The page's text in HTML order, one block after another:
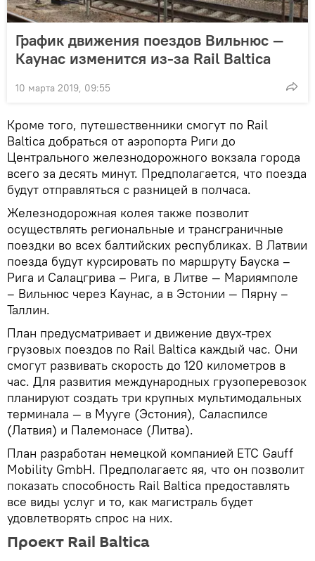
График движения поездов Вильнюс —
Каунас изменится из-за Rail Baltica
10 марта 2019, 09:55
Кроме того, путешественники смогут по Rail
Baltica добраться от аэропорта Риги до
Центрального железнодорожного вокзала города
всего за десять минут. Предполагается, что поезда
будут отправляться с разницей в полчаса.
Железнодорожная колея также позволит
осуществлять региональные и трансграничные
поездки во всех балтийских республиках. В Латвии
поезда будут курсировать по маршруту Бауска –
Рига и Салацгрива – Рига, в Литве — Мариямполе
– Вильнюс через Каунас, а в Эстонии — Пярну –
Таллин.
План предусматривает и движение двух-трех
грузовых поездов по Rail Baltica каждый час. Они
смогут развивать скорость до 120 километров в
час. Для развития международных грузоперевозок
планируют создать три крупных мультимодальных
терминала — в Мууге (Эстония), Саласпилсе
(Латвия) и Палемонасе (Литва).
План разработан немецкой компанией ETC Gauff
Mobility GmbH. Предполагаетс яя, что он позволит
показать способность Rail Baltica предоставлять
все виды услуг и то, как магистраль будет
удовлетворять спрос на них.
Проект Rail Baltica